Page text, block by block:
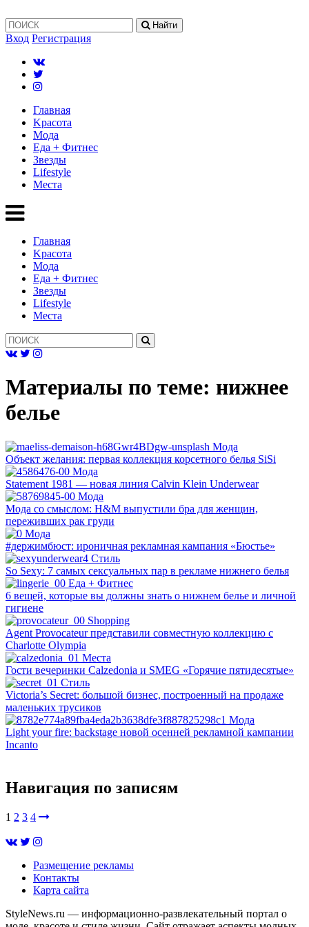
Найти
Вход Регистрация
Главная
Kрасота
Мода
Еда + Фитнес
Звезды
Lifestyle
Mеста
Главная
Kрасота
Мода
Еда + Фитнес
Звезды
Lifestyle
Mеста
Материалы по теме: нижнее
белье
Мода
Объект желания: первая коллекция корсетного белья SiSi
Мода
Statement 1981 — новая линия Calvin Klein Underwear
Мода
Мода со смыслом: H&M выпустили бра для женщин,
переживших рак груди
Мода
#держимбюст: ироничная рекламная кампания «Бюстье»
Cтиль
So Sexy: 7 самых сексуальных пар в рекламе нижнего белья
Еда + Фитнес
6 вещей, которые вы должны знать о нижнем белье и личной
гигиене
Shopping
Agent Provocateur представили совместную коллекцию с
Charlotte Olympia
Mеста
Гости вечеринки Calzedonia и SMEG «Горячие пятидесятые»
Cтиль
Victoria’s Secret: большой бизнес, построенный на продаже
маленьких трусиков
Мода
Light your fire: backstage новой осенней рекламной кампании
Incanto
Навигация по записям
1 2 3 4
Размещение рекламы
Контакты
Карта сайта
StyleNews.ru — информационно-развлекательный портал о